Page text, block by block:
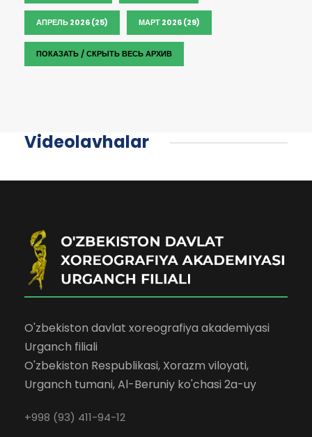
АПРЕЛЬ 2026 (25) МАРТ 2026 (29)
ПОКАЗАТЬ / СКРЫТЬ ВЕСЬ АРХИВ
Videolavhalar
O'zbekiston davlat xoreografiya akademiyasi
Urganch filiali
O'zbekiston Respublikasi, Xorazm viloyati,
Urganch tumani, Al-Beruniy ko'chasi 2a-uy
+998 (93) 411-94-12